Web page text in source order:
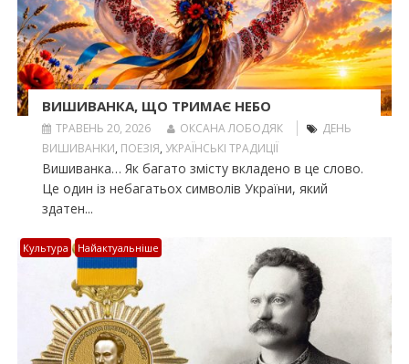
ВИШИВАНКА, ЩО ТРИМАЄ НЕБО
ТРАВЕНЬ 20, 2026 ОКСАНА ЛОБОДЯК
ДЕНЬ
ВИШИВАНКИ, ПОЕЗІЯ, УКРАЇНСЬКІ ТРАДИЦІЇ
Вишиванка… Як багато змісту вкладено в це слово.
Це один із небагатьох символів України, який
здатен...
Культура Найактуальніше